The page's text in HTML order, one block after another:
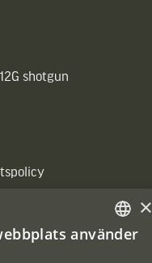
shotgun
SWEDISH
×
använder